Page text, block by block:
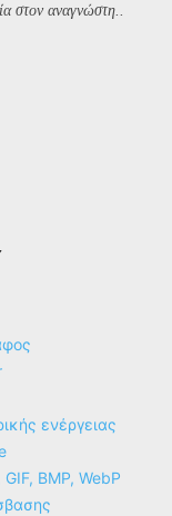
στον αναγνώστη..
ενέργειας
BMP, WebP